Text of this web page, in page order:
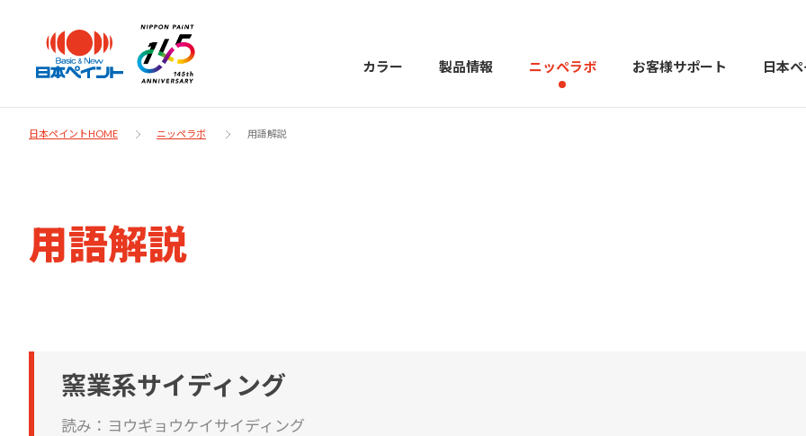
カラー 製品情報
建築・重防食・自動車補修用の各分野で、
ニッペラボ
紹介します。
お客様サポート
お客様サポー
お問い合わせにあたっては、まずは「よく
あるご質問」をご参照ください。
日本
日本ペイント
に
物や大型構造物用、自動車の補修塗装向け
塗料の開発・製造および販売を展開。全国
日本ペイントHOME ニッペラボ 用語解説
用語解説
窯業系サイディング
読み：ヨウギョウケイサイディング